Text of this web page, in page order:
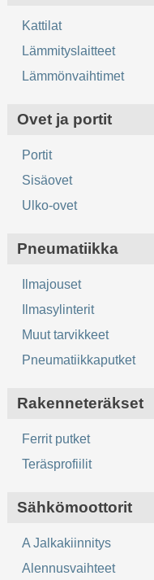
Kattilat
Lämmityslaitteet
Lämmönvaihtimet
Ovet ja portit
Portit
Sisäovet
Ulko-ovet
Pneumatiikka
Ilmajouset
Ilmasylinterit
Muut tarvikkeet
Pneumatiikkaputket
Rakenneteräkset
Ferrit putket
Teräsprofiilit
Sähkömoottorit
A Jalkakiinnitys
Alennusvaihteet